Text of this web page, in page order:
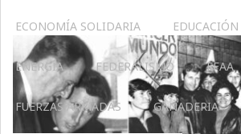
ECONOMÍA SOLIDARIA EDUCACIÓN
ENERGÍA FEDERALISMO FFAA
FUERZAS ARMADAS GANADERIA